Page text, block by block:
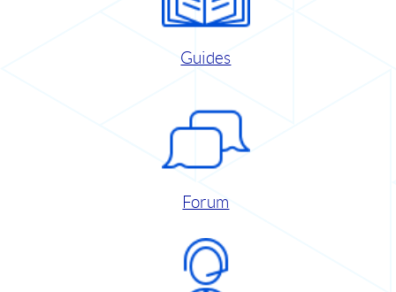
Guides
Forum